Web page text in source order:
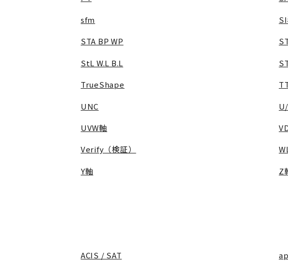
sfm
STA BP WP
StL W.L B.L
TrueShape
UNC
UVW軸
Verify（検証）
Y軸 Z
ACIS / SAT ap